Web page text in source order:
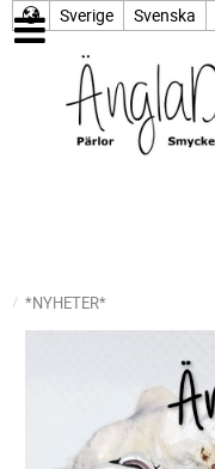
Sverige Svenska
*NYHETER*